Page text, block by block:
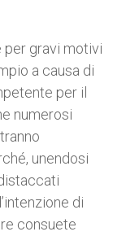
per gravi motivi
a causa di
per il
numerosi
unendosi
di
consuete